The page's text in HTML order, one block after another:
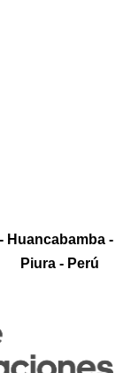
Huancabamba -
Piura - Perú